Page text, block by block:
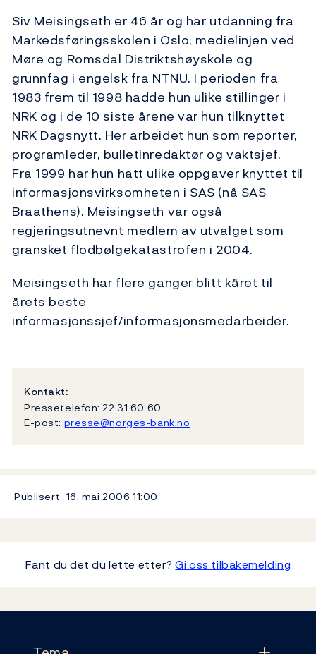
Siv Meisingseth er 46 år og har utdanning fra
Markedsføringsskolen i Oslo, medielinjen ved
Møre og Romsdal Distriktshøyskole og
grunnfag i engelsk fra NTNU. I perioden fra
1983 frem til 1998 hadde hun ulike stillinger i
NRK og i de 10 siste årene var hun tilknyttet
NRK Dagsnytt. Her arbeidet hun som reporter,
programleder, bulletinredaktør og vaktsjef.
Fra 1999 har hun hatt ulike oppgaver knyttet til
informasjonsvirksomheten i SAS (nå SAS
Braathens). Meisingseth var også
regjeringsutnevnt medlem av utvalget som
gransket flodbølgekatastrofen i 2004.
Meisingseth har flere ganger blitt kåret til
årets beste
informasjonssjef/informasjonsmedarbeider.
Kontakt:
Pressetelefon: 22 31 60 60
E-post: presse@norges-bank.no
Publisert 16. mai 2006 11:00
Fant du det du lette etter?Gi oss tilbakemelding